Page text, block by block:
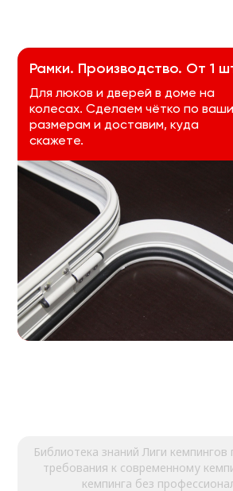
Рамки. Производство. От 1
Для люков и дверей в доме на
колесах. Сделаем чётко по
размерам и доставим, куда
скажете.
Библиотека знаний Лиги
требования к современному
кемпинга без